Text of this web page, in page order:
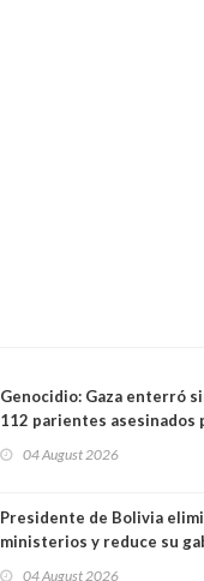
Genocidio: Gaza enterró
112 parientes asesinados
muertos figuran 44 niños y
04 August 2026
Presidente de Bolivia
ministerios y reduce su
04 August 2026